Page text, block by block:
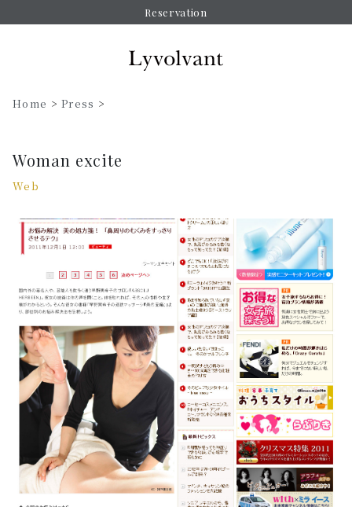
Reservation
Home >Press >
Woman excite
Web